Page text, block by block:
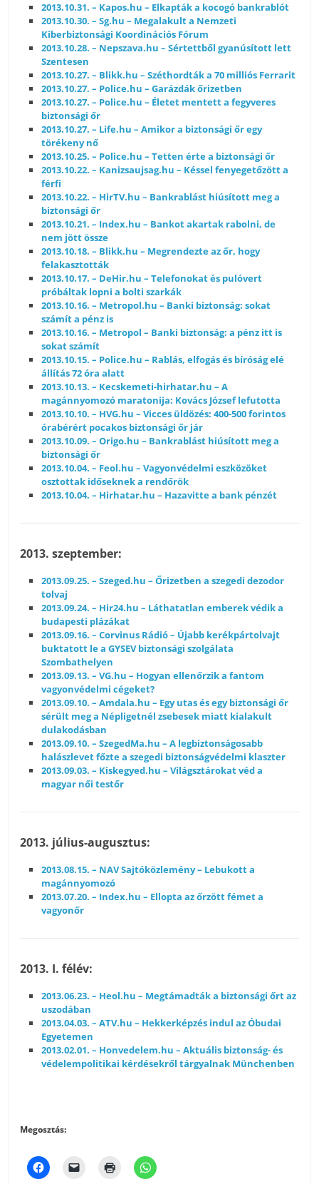
2013.10.31. – Kapos.hu – Elkapták a kocogó bankrablót
2013.10.30. – Sg.hu – Megalakult a Nemzeti
Kiberbiztonsági Koordinációs Fórum
2013.10.28. – Nepszava.hu – Sértettből gyanúsított lett
Szentesen
2013.10.27. – Blikk.hu – Széthordták a 70 milliós Ferrarit
2013.10.27. – Police.hu – Garázdák őrizetben
2013.10.27. – Police.hu – Életet mentett a fegyveres
biztonsági őr
2013.10.27. – Life.hu – Amikor a biztonsági őr egy
törékeny nő
2013.10.25. – Police.hu – Tetten érte a biztonsági őr
2013.10.22. – Kanizsaujsag.hu – Késsel fenyegetőzött a
férfi
2013.10.22. – HirTV.hu – Bankrablást hiúsított meg a
biztonsági őr
2013.10.21. – Index.hu – Bankot akartak rabolni, de
nem jött össze
2013.10.18. – Blikk.hu – Megrendezte az őr, hogy
felakasztották
2013.10.17. – DeHir.hu – Telefonokat és pulóvert
próbáltak lopni a bolti szarkák
2013.10.16. – Metropol.hu – Banki biztonság: sokat
számít a pénz is
2013.10.16. – Metropol – Banki biztonság: a pénz itt is
sokat számít
2013.10.15. – Police.hu – Rablás, elfogás és bíróság elé
állítás 72 óra alatt
2013.10.13. – Kecskemeti-hirhatar.hu – A
magánnyomozó maratonija: Kovács József lefutotta
2013.10.10. – HVG.hu – Vicces üldözés: 400-500 forintos
órabérért pocakos biztonsági őr jár
2013.10.09. – Origo.hu – Bankrablást hiúsított meg a
biztonsági őr
2013.10.04. – Feol.hu – Vagyonvédelmi eszközöket
osztottak időseknek a rendőrök
2013.10.04. – Hirhatar.hu – Hazavitte a bank pénzét
2013. szeptember:
2013.09.25. – Szeged.hu – Őrizetben a szegedi dezodor
tolvaj
2013.09.24. – Hir24.hu – Láthatatlan emberek védik a
budapesti plázákat
2013.09.16. – Corvinus Rádió – Újabb kerékpártolvajt
buktatott le a GYSEV biztonsági szolgálata
Szombathelyen
2013.09.13. – VG.hu – Hogyan ellenőrzik a fantom
vagyonvédelmi cégeket?
2013.09.10. – Amdala.hu – Egy utas és egy biztonsági őr
sérült meg a Népligetnél zsebesek miatt kialakult
dulakodásban
2013.09.10. – SzegedMa.hu – A legbiztonságosabb
halászlevet főzte a szegedi biztonságvédelmi klaszter
2013.09.03. – Kiskegyed.hu – Világsztárokat véd a
magyar női testőr
2013. július-augusztus:
2013.08.15. – NAV Sajtóközlemény – Lebukott a
magánnyomozó
2013.07.20. – Index.hu – Ellopta az őrzött fémet a
vagyonőr
2013. I. félév:
2013.06.23. – Heol.hu – Megtámadták a biztonsági őrt az
uszodában
2013.04.03. – ATV.hu – Hekkerképzés indul az Óbudai
Egyetemen
2013.02.01. – Honvedelem.hu – Aktuális biztonság- és
védelempolitikai kérdésekről tárgyalnak Münchenben
Megosztás: